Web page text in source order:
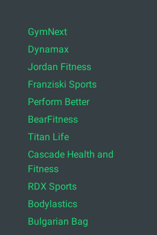
GymNext
Dynamax
Jordan Fitness
Franziski Sports
Perform Better
BearFitness
Titan Life
Cascade Health and
Fitness
RDX Sports
Bodylastics
Bulgarian Bag